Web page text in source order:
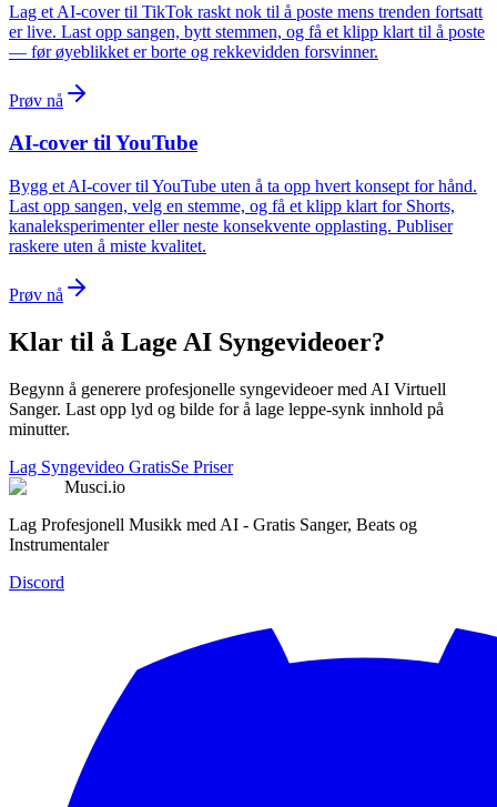
Lag et AI-cover til TikTok raskt nok til å poste mens trenden fortsatt
er live. Last opp sangen, bytt stemmen, og få et klipp klart til å poste
— før øyeblikket er borte og rekkevidden forsvinner.
Prøv nå
AI-cover til YouTube
Bygg et AI-cover til YouTube uten å ta opp hvert konsept for hånd.
Last opp sangen, velg en stemme, og få et klipp klart for Shorts,
kanaleksperimenter eller neste konsekvente opplasting. Publiser
raskere uten å miste kvalitet.
Prøv nå
Klar til å Lage AI Syngevideoer?
Begynn å generere profesjonelle syngevideoer med AI Virtuell
Sanger. Last opp lyd og bilde for å lage leppe-synk innhold på
minutter.
Lag Syngevideo GratisSe Priser
Musci.io
Lag Profesjonell Musikk med AI - Gratis Sanger, Beats og
Instrumentaler
Discord